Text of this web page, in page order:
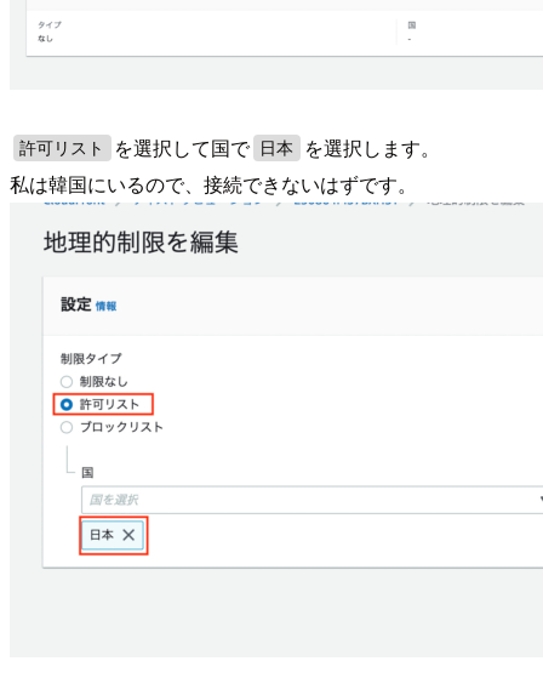
許可リスト を選択して国で 日本
を選択します。
私は韓国にいるので、接続できないはずです。